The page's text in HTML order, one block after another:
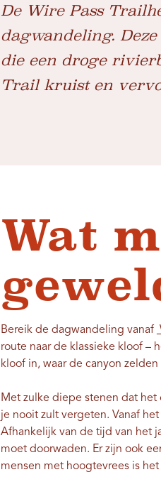
De Wire Pass
dagwandeling.
die een droge
Trail kruist en
Wat
Bereik de dagwandeling vanaf
route naar de klassieke kloof –
kloof in, waar de canyon
Met zulke diepe stenen dat
je nooit zult vergeten. Vanaf
Afhankelijk van de tijd van het
moet doorwaden. Er zijn ook
mensen met hoogtevrees is